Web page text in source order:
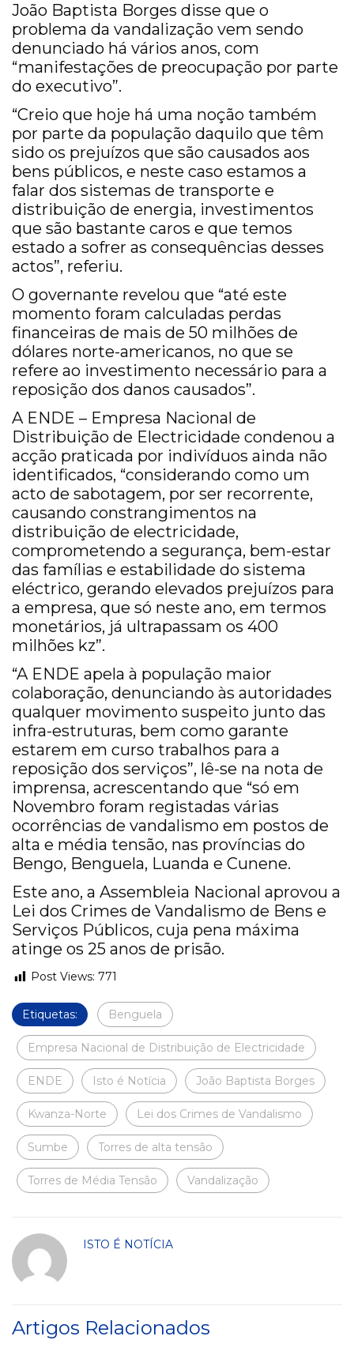
João Baptista Borges disse que o
problema da vandalização vem sendo
denunciado há vários anos, com
“manifestações de preocupação por parte
do executivo”.
“Creio que hoje há uma noção também
por parte da população daquilo que têm
sido os prejuízos que são causados aos
bens públicos, e neste caso estamos a
falar dos sistemas de transporte e
distribuição de energia, investimentos
que são bastante caros e que temos
estado a sofrer as consequências desses
actos”, referiu.
O governante revelou que “até este
momento foram calculadas perdas
financeiras de mais de 50 milhões de
dólares norte-americanos, no que se
refere ao investimento necessário para a
reposição dos danos causados”.
A ENDE – Empresa Nacional de
Distribuição de Electricidade condenou a
acção praticada por indivíduos ainda não
identificados, “considerando como um
acto de sabotagem, por ser recorrente,
causando constrangimentos na
distribuição de electricidade,
comprometendo a segurança, bem-estar
das famílias e estabilidade do sistema
eléctrico, gerando elevados prejuízos para
a empresa, que só neste ano, em termos
monetários, já ultrapassam os 400
milhões kz”.
“A ENDE apela à população maior
colaboração, denunciando às autoridades
qualquer movimento suspeito junto das
infra-estruturas, bem como garante
estarem em curso trabalhos para a
reposição dos serviços”, lê-se na nota de
imprensa, acrescentando que “só em
Novembro foram registadas várias
ocorrências de vandalismo em postos de
alta e média tensão, nas províncias do
Bengo, Benguela, Luanda e Cunene.
Este ano, a Assembleia Nacional aprovou a
Lei dos Crimes de Vandalismo de Bens e
Serviços Públicos, cuja pena máxima
atinge os 25 anos de prisão.
Post Views: 771
Etiquetas: Benguela
Empresa Nacional de Distribuição de Electricidade
ENDE Isto é Notícia João Baptista Borges
Kwanza-Norte Lei dos Crimes de Vandalismo
Sumbe Torres de alta tensão
Torres de Média Tensão Vandalização
ISTO É NOTÍCIA
Artigos Relacionados